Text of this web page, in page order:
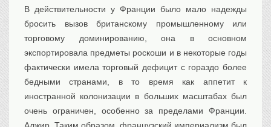
В действительности у Франции было мало надежды
бросить вызов британскому промышленному или
торговому доминированию, она в основном
экспортировала предметы роскоши и в некоторые годы
фактически имела торговый дефицит с гораздо более
бедными странами, в то время как аппетит к
иностранной колонизации в больших масштабах был
очень ограничен, особенно за пределами Франции.